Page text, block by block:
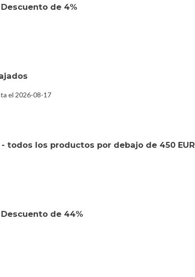
de 4%
el 2026-08-17
los productos por debajo de 450 EUR
de 44%